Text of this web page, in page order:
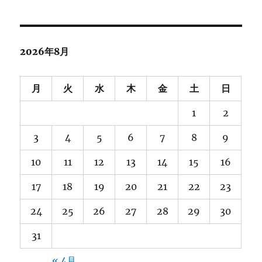
ブ
2026年8月
月 火 水 木 金 土 日
1 2
3 4 5 6 7 8 9
10 11 12 13 14 15 16
17 18 19 20 21 22 23
24 25 26 27 28 29 30
31